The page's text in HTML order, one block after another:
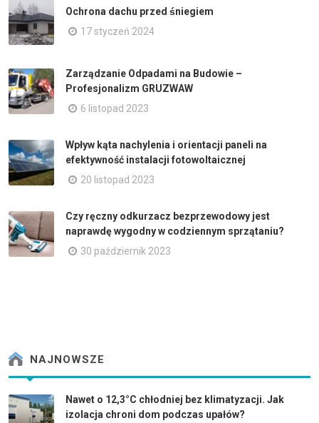
Ochrona dachu przed śniegiem
17 styczeń 2024
Zarządzanie Odpadami na Budowie –
Profesjonalizm GRUZWAW
6 listopad 2023
Wpływ kąta nachylenia i orientacji paneli na
efektywność instalacji fotowoltaicznej
20 listopad 2023
Czy ręczny odkurzacz bezprzewodowy jest
naprawdę wygodny w codziennym sprzątaniu?
30 październik 2023
NAJNOWSZE
Nawet o 12,3°C chłodniej bez klimatyzacji. Jak
izolacja chroni dom podczas upałów?